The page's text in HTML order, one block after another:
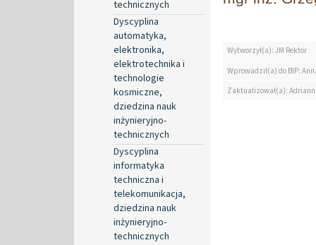
technicznych
Dyscyplina
automatyka,
elektronika,
elektrotechnika i
technologie
kosmiczne,
dziedzina nauk
inżynieryjno-
technicznych
Dyscyplina
informatyka
techniczna i
telekomunikacja,
dziedzina nauk
inżynieryjno-
technicznych
Wytworzył(a): JM Rektor
Wprowadził(a) do BIP:
Zaktualizował(a):